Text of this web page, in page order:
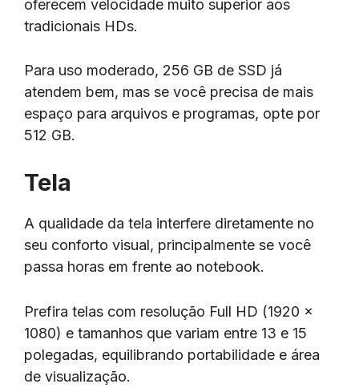
oferecem velocidade muito superior aos
tradicionais HDs.
Para uso moderado, 256 GB de SSD já
atendem bem, mas se você precisa de mais
espaço para arquivos e programas, opte por
512 GB.
Tela
A qualidade da tela interfere diretamente no
seu conforto visual, principalmente se você
passa horas em frente ao notebook.
Prefira telas com resolução Full HD (1920 x
1080) e tamanhos que variam entre 13 e 15
polegadas, equilibrando portabilidade e área
de visualização.